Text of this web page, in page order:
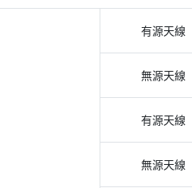
有源天線
無源天線
有源天線
無源天線